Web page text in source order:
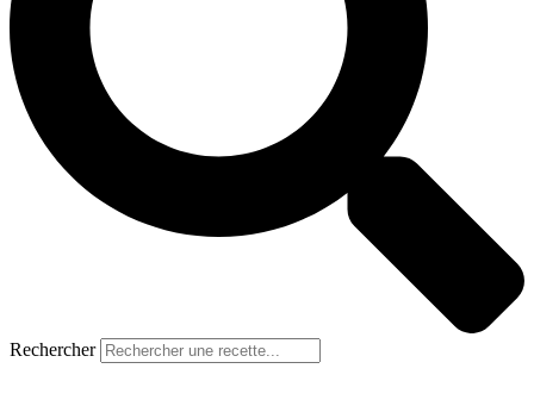
Rechercher